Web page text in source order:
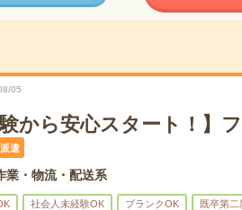
05
験から安心スタート！】
派遣
業・物流・配送系
社会人未経験OK ブランクOK 既卒第二